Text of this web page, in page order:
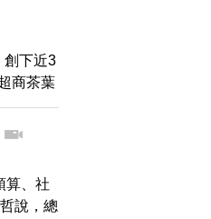
創下近3
商茶葉
。全家
每
算、社
說，總